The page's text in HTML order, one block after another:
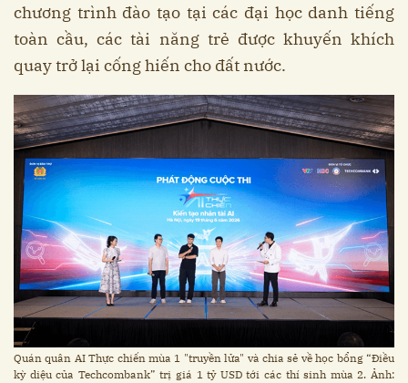
chương trình đào tạo tại các đại học danh tiếng
toàn cầu, các tài năng trẻ được khuyến khích
quay trở lại cống hiến cho đất nước.
Quán quân AI Thực chiến mùa 1 "truyền lửa" và chia sẻ về học bổng “Điều
kỳ diệu của Techcombank” trị giá 1 tỷ USD tới các thí sinh mùa 2. Ảnh: